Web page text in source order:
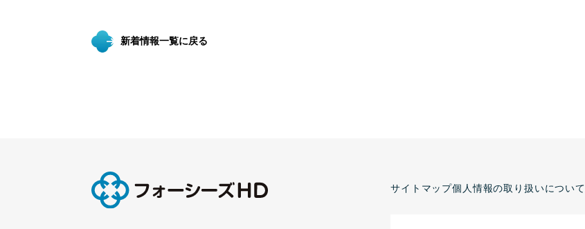
新着情報一覧に戻る
サイトマップ個人情報の取り扱いについて